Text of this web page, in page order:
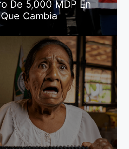
De 5,000 MDP En
Cambia